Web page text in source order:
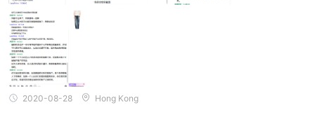
der. Anda akan mengetahui bahwa ada banyak cara untuk men
gurangi deposit Anda saat Anda mengalaminya.
2020-08-28 Hong Kong